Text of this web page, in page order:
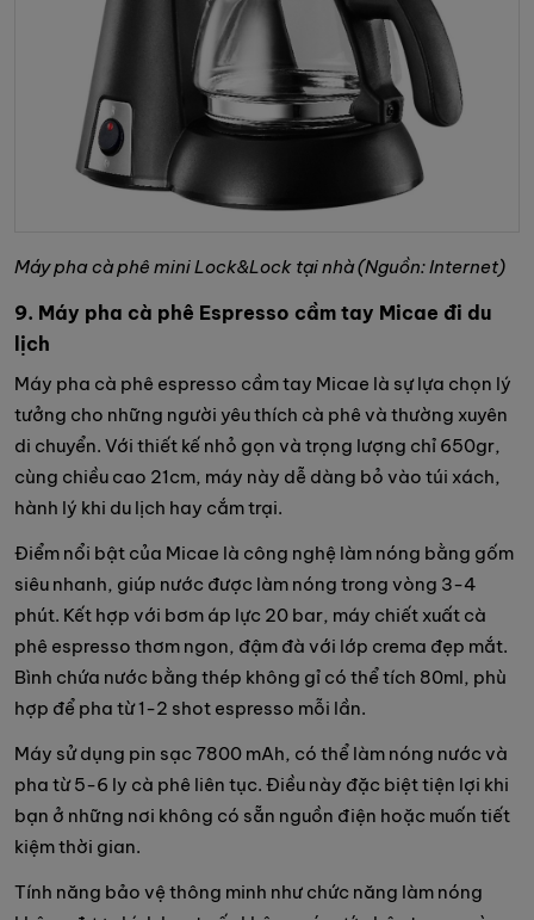
Máy pha cà phê mini Lock&Lock tại nhà (Nguồn: Internet)
9. Máy pha cà phê Espresso cầm tay Micae đi du
lịch
Máy pha cà phê espresso cầm tay Micae là sự lựa chọn lý
tưởng cho những người yêu thích cà phê và thường xuyên
di chuyển. Với thiết kế nhỏ gọn và trọng lượng chỉ 650gr,
cùng chiều cao 21cm, máy này dễ dàng bỏ vào túi xách,
hành lý khi du lịch hay cắm trại.
Điểm nổi bật của Micae là công nghệ làm nóng bằng gốm
siêu nhanh, giúp nước được làm nóng trong vòng 3-4
phút. Kết hợp với bơm áp lực 20 bar, máy chiết xuất cà
phê espresso thơm ngon, đậm đà với lớp crema đẹp mắt.
Bình chứa nước bằng thép không gỉ có thể tích 80ml, phù
hợp để pha từ 1-2 shot espresso mỗi lần.
Máy sử dụng pin sạc 7800 mAh, có thể làm nóng nước và
pha từ 5-6 ly cà phê liên tục. Điều này đặc biệt tiện lợi khi
bạn ở những nơi không có sẵn nguồn điện hoặc muốn tiết
kiệm thời gian.
Tính năng bảo vệ thông minh như chức năng làm nóng